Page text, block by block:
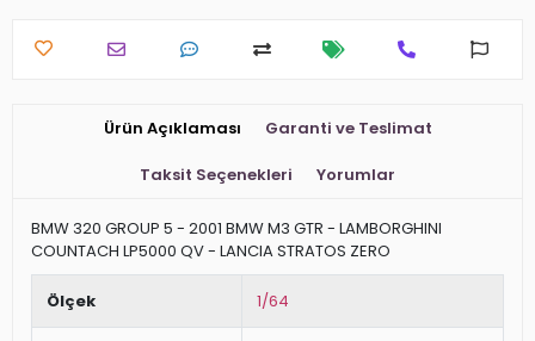
Ürün Açıklaması Garanti ve Teslimat
Taksit Seçenekleri Yorumlar
BMW 320 GROUP 5 - 2001 BMW M3 GTR - LAMBORGHINI
COUNTACH LP5000 QV - LANCIA STRATOS ZERO
Ölçek 1/64